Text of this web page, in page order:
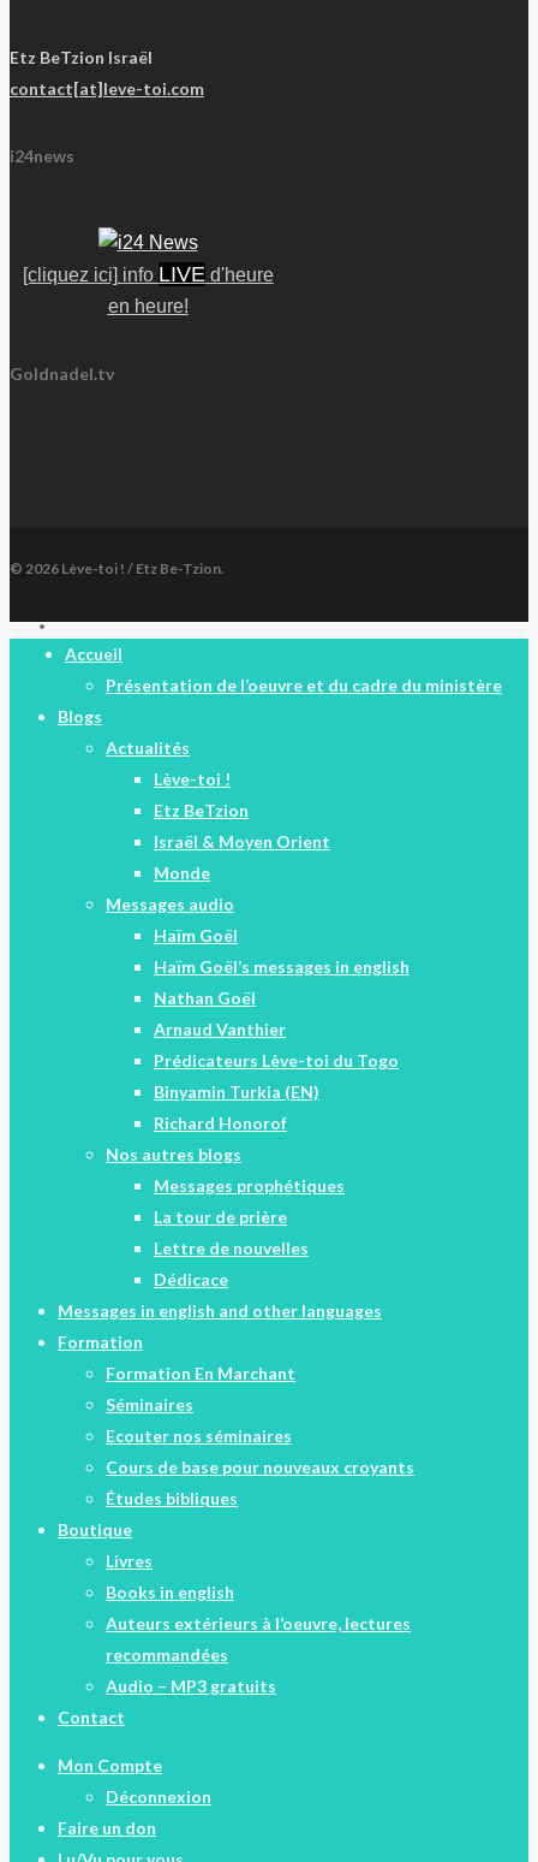
Etz BeTzion Israël
contact[at]leve-toi.com
i24news
[cliquez ici] info LIVE d'heure
en heure!
Goldnadel.tv
© 2026 Lève-toi ! / Etz Be-Tzion.
facebook
Close
Menu
Accueil
Présentation de l’oeuvre et du cadre du ministère
Blogs
Actualités
Lève-toi !
Etz BeTzion
Israël & Moyen Orient
Monde
Messages audio
Haïm Goël
Haïm Goël’s messages in english
Nathan Goël
Arnaud Vanthier
Prédicateurs Lève-toi du Togo
Binyamin Turkia (EN)
Richard Honorof
Nos autres blogs
Messages prophétiques
La tour de prière
Lettre de nouvelles
Dédicace
Messages in english and other languages
Formation
Formation En Marchant
Séminaires
Ecouter nos séminaires
Cours de base pour nouveaux croyants
Études bibliques
Boutique
Livres
Books in english
Auteurs extérieurs à l’oeuvre, lectures
recommandées
Audio – MP3 gratuits
Contact
Mon Compte
Déconnexion
Faire un don